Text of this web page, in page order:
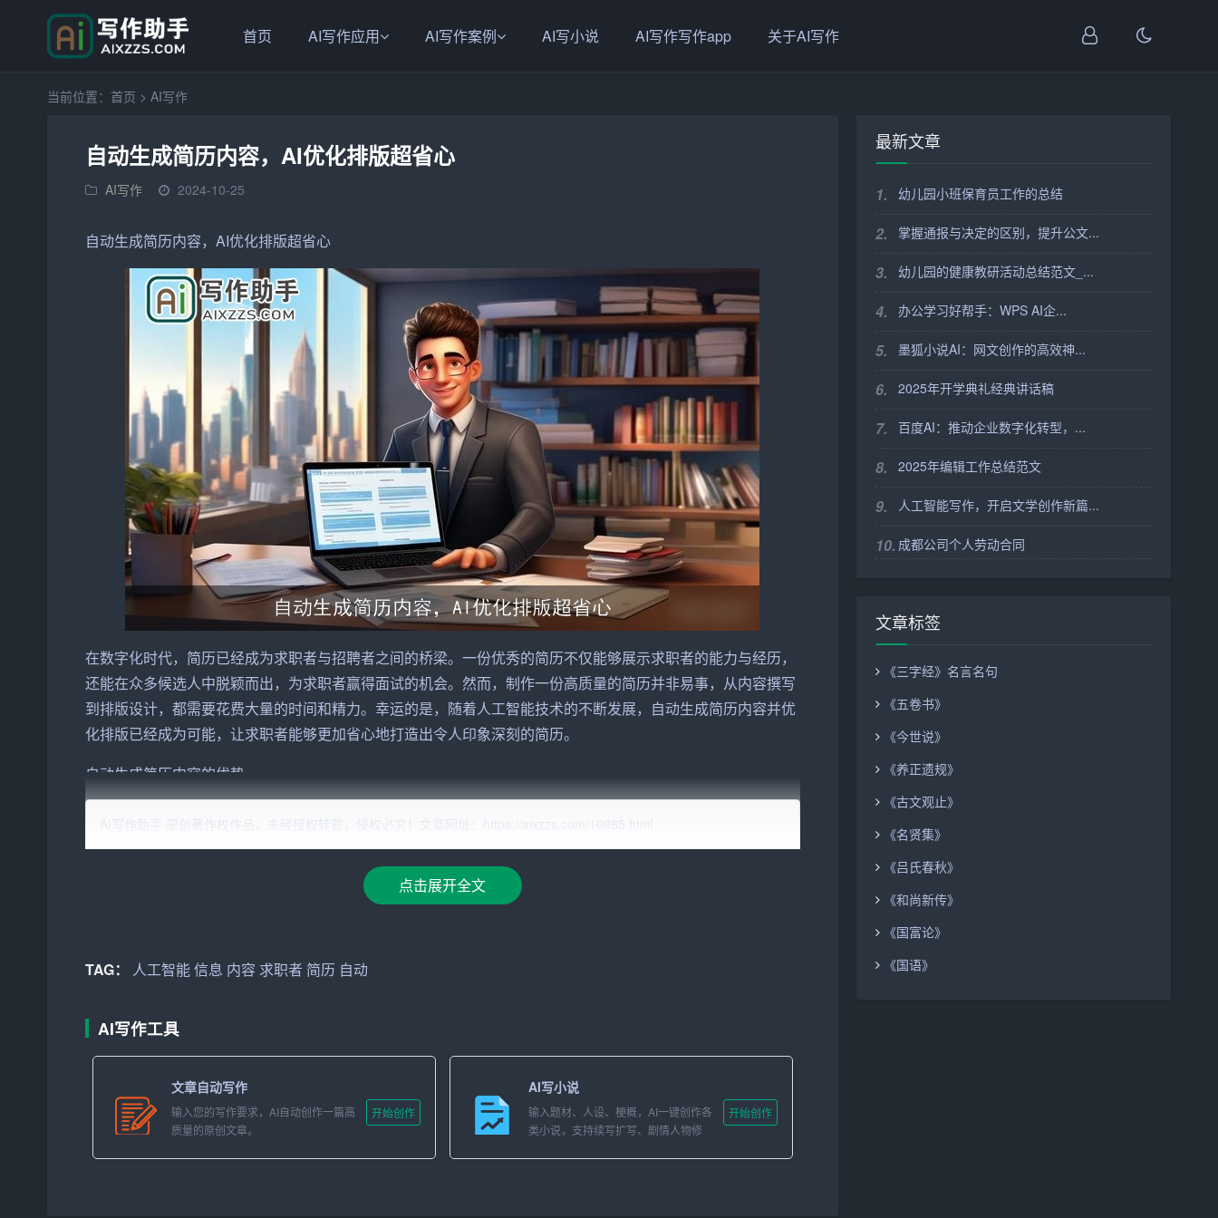
首页 AI写作应用 AI写作案例 AI写小说 AI写作写作app 关于AI写作
当前位置： 首页 > AI写作
自动生成简历内容，AI优化排版超省心
AI写作 2024-10-25
自动生成简历内容，AI优化排版超省心
在数字化时代，简历已经成为求职者与招聘者之间的桥梁。一份优秀的简历不仅能够展示求职者的能力与经历，
还能在众多候选人中脱颖而出，为求职者赢得面试的机会。然而，制作一份高质量的简历并非易事，从内容撰写
到排版设计，都需要花费大量的时间和精力。幸运的是，随着人工智能技术的不断发展，自动生成简历内容并优
化排版已经成为可能，让求职者能够更加省心地打造出令人印象深刻的简历。
自动生成简历内容的优势
1. 节省时间：传统的简历制作需要求职者手动输入个人
2. 减少错误：人工输入信息时，很容易出现拼写错误、格式错误等问题，而自动生成技术能够确保信息的准确
历更具个性化。
2. 优化视觉效果：AI可以自动选择合适的字体、颜色和大小，使简历在视觉上更加美观和谐，提升整体的专业
AI写作助手 原创著作权作品，未经授权转载，侵权必究！文章网址：https://aixzzs.com/10985.html
点击展开全文
TAG： 人工智能信息 内容 求职者 简历 自动
AI写作工具
文章自动写作
输入您的写作要求，AI自动创作一篇高
质量的原创文章。
开始创作
AI写小说
输入题材、人设、梗概，AI一键创作各
类小说，支持续写扩写、剧情人物修
开始创作
最新文章
1. 幼儿园小班保育员工作的总结
2. 掌握通报与决定的区别，提升公文...
3. 幼儿园的健康教研活动总结范文_...
4. 办公学习好帮手：WPS AI企...
5. 墨狐小说AI：网文创作的高效神...
6. 2025年开学典礼经典讲话稿
7. 百度AI：推动企业数字化转型，...
8. 2025年编辑工作总结范文
9. 人工智能写作，开启文学创作新篇...
10. 成都公司个人劳动合同
文章标签
《三字经》名言名句
《五卷书》
《今世说》
《养正遗规》
《古文观止》
《名贤集》
《吕氏春秋》
《和尚新传》
《国富论》
《国语》